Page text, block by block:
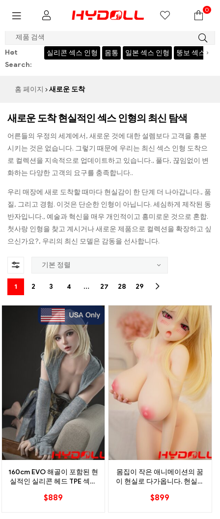
$999 구하다 $50，암호：HY50
Hot
Search:
섹스 인형 몸통 일본 섹스 인형 뚱보 섹스 인형 custom sex doll
‹ ›
0
홈 페이지 새로운 도착
새로운 도착 현실적인 섹스 인형의 최신 탐색
어른들의 우정의 세계에서, 새로운 것에 대한 설렘보다 고객을 흥분
시키는 것은 없습니다. 그렇기 때문에 우리는 최신 섹스 인형 도착으
로 컬렉션을 지속적으로 업데이트하고 있습니다., 풀다, 끊임없이 변
화하는 다양한 고객의 요구를 충족합니다..
우리 매장에 새로 도착할 때마다 현실감이 한 단계 더 나아갑니다., 품
질, 그리고 경험. 이것은 단순한 인형이 아닙니다. 세심하게 제작된 동
반자입니다., 예술과 혁신을 매우 개인적이고 흥미로운 것으로 혼합.
첫사랑 인형을 찾고 계시거나 새로운 제품으로 컬렉션을 확장하고 싶
으신가요?, 우리의 최신 모델은 감동을 선사합니다.
1 2 3 4 … 27 28 29
160cm EVO 해골이 포함된 현
실적인 실리콘 헤드 TPE 섹스
$889
몸집이 작은 애니메이션의 꿈
이 현실로 다가옵니다. 현실적
$899